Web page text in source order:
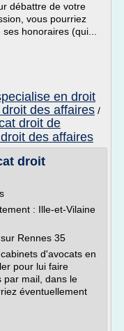
débattre de votre
vous pourriez
honoraires (qui...
en droit
des affaires /
droit de
des affaires
droit
: Ille-et-Vilaine
Rennes 35
d'avocats en
pour lui faire
par mail, dans le
éventuellement